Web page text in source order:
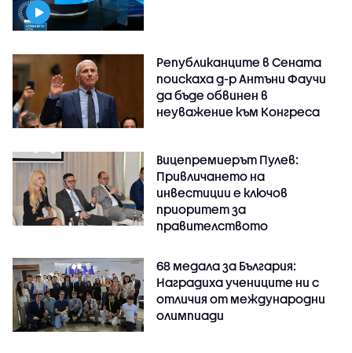
Републиканците в Сената
поискаха д-р Антъни Фаучи
да бъде обвинен в
неуважение към Конгреса
Вицепремиерът Пулев:
Привличането на
инвестиции е ключов
приоритет за
правителството
68 медала за България:
Наградиха учениците ни с
отличия от международни
олимпиади